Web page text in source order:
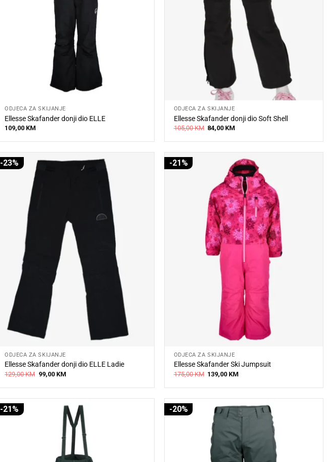
ODJEĆA ZA SKIJANJE
Ellesse Skafander donji dio ELLE
109,00 KM
ODJEĆA ZA SKIJANJE
Ellesse Skafander donji dio Soft Shell
105,00KM Original
price
was:
84,00 KM
is:
-23%
ODJEĆA ZA SKIJANJE
Ellesse Skafander donji dio ELLE Ladie
129,00KM Original
price
99,00 KMCurrent
-21%
ODJEĆA ZA SKIJANJE
Ellesse Skafander Ski Jumpsuit
175,00KM Original
price
139,00 KM
-21% -20%